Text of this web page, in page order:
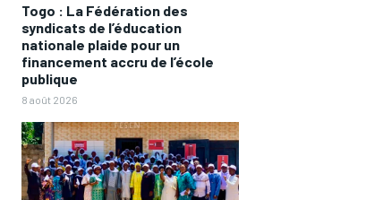
Togo : La Fédération des
syndicats de l’éducation
nationale plaide pour un
financement accru de l’école
publique
8 août 2026